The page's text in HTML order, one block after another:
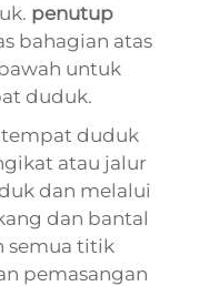
penutup
bahagian atas
untuk
duduk.
tempat duduk
atau jalur
dan melalui
dan bantal
semua titik
pemasangan